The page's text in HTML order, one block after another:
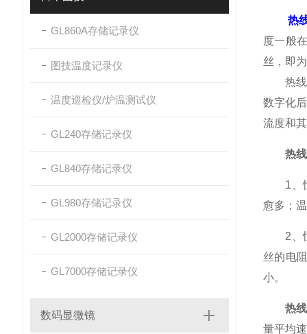
GL860A存储记录仪
图技温度记录仪
温度巡检仪/炉温测试仪
GL240存储记录仪
GL840存储记录仪
GL980存储记录仪
GL2000存储记录仪
GL7000存储记录仪
数码显微镜
热
度一般
丝，即
热线除
数字化
流度和
热
1、恒
愈多；
2、恒
丝的电
小。
热
量平均